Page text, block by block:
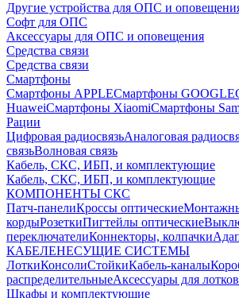
Другие устройства для ОПС и
Софт для ОПС
Аксессуары для ОПС и оповещения
Средства связи
Средства связи
Смартфоны
Смартфоны APPLEСмартфоны GOOGLE
HuaweiСмартфоны XiaomiСмартфоны
Рации
Цифровая радиосвязьАналоговая
связьВолновая связь
Кабель, СКС, ИБП, и комплектующие
Кабель, СКС, ИБП, и комплектующие
КОМПОНЕНТЫ СКС
Патч-панелиКроссы оптические
кордыРозеткиПигтейлы оптические
переключателиКоннекторы, колпачки
КАБЕЛЕНЕСУЩИЕ СИСТЕМЫ
ЛоткиКонсолиСтойкиКабель-каналы
распределительныеАксессуары для лотков
Шкафы и комплектующие